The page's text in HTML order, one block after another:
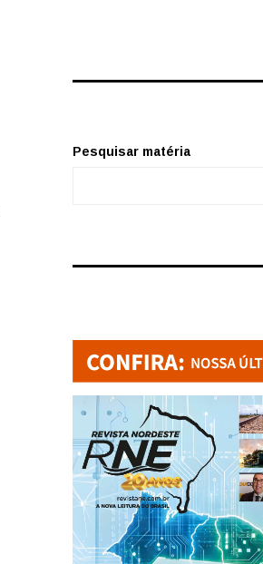
Pesquisar matéria